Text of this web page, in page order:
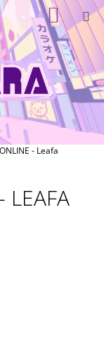
KOŠÍK
- Leafa
LEAFA